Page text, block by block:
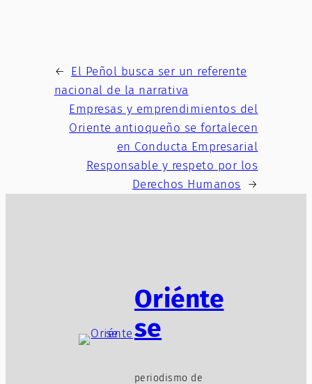
← El Peñol busca ser un referente
nacional de la narrativa
Empresas y emprendimientos del
Oriente antioqueño se fortalecen
en Conducta Empresarial
Responsable y respeto por los
Derechos Humanos
→
Oriénte
se
periodismo de